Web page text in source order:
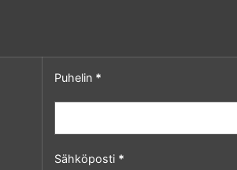
Puhelin *
Sähköposti *